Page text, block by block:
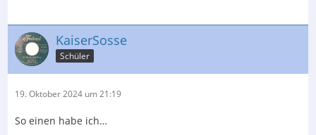
KaiserSosse
Schüler
19. Oktober 2024 um 21:19
So einen habe ich…